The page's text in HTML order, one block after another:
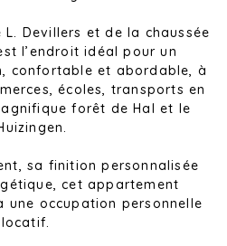
L. Devillers et de la chaussée
l’endroit idéal pour un
confortable et abordable, à
écoles, transports en
forêt de Hal et le
sa finition personnalisée
cet appartement
occupation personnelle